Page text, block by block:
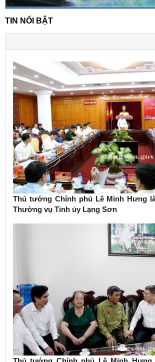
TIN NỔI BẬT
Thủ tướng Chính phủ Lê Minh Hưng
Thường vụ Tỉnh ủy Lạng Sơn